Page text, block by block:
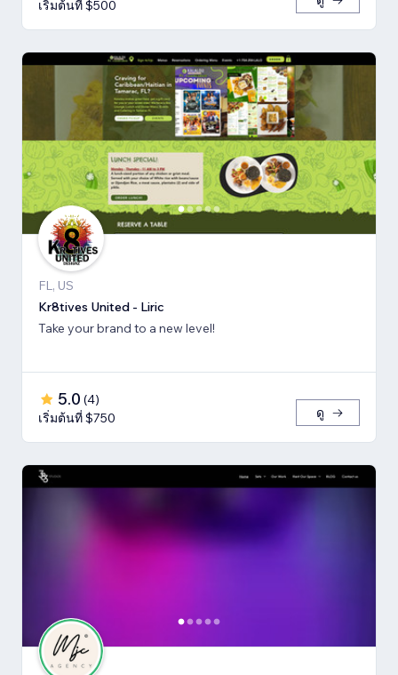
เริ่มต้นที่ $500
FL, US
Kr8tives United - Liric
Take your brand to a new level!
5.0 (4)
เริ่มต้นที่ $750
ดู